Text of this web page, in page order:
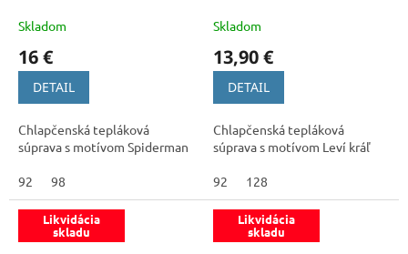
Skladom
16 €
DETAIL
Chlapčenská tepláková
súprava s motívom Spiderman
92 98
Skladom
13,90 €
DETAIL
Chlapčenská tepláková
súprava s motívom Leví kráľ
92 128
Likvidácia
skladu
Likvidácia
skladu